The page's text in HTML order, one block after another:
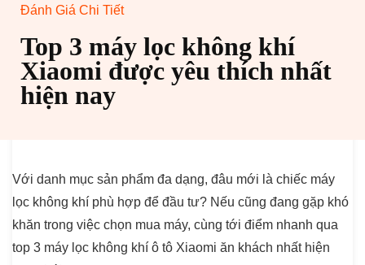
Đánh Giá Chi Tiết
Top 3 máy lọc không khí
Xiaomi được yêu thích nhất
hiện nay
Với danh mục sản phẩm đa dạng, đâu mới là chiếc máy
lọc không khí phù hợp để đầu tư? Nếu cũng đang gặp khó
khăn trong việc chọn mua máy, cùng tới điểm nhanh qua
top 3 máy lọc không khí ô tô Xiaomi ăn khách nhất hiện